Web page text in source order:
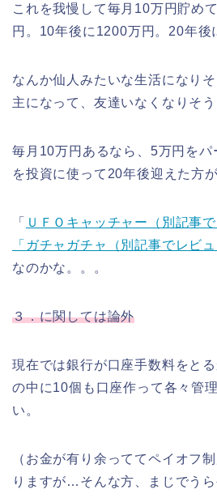
これを我慢して毎月10万円貯め
円。10年後に1200万円。20年後
なんか仙人みたいな生活になり
主になって、友達いなくなりそう
毎月10万円あるなら、5万円をパ
を投資に使って20年後迎えた方
「 ＵＦＯキャッチャー（別記事で
「ガチャガチャ（別記事でレビュ
なのかな。。。
３．に関しては論外
現在では銀行が口座手数料をと
の中に10個も口座作って各々管
い。
（お金が有り余っててペイオフ
りますが…そんな方、まじでうら